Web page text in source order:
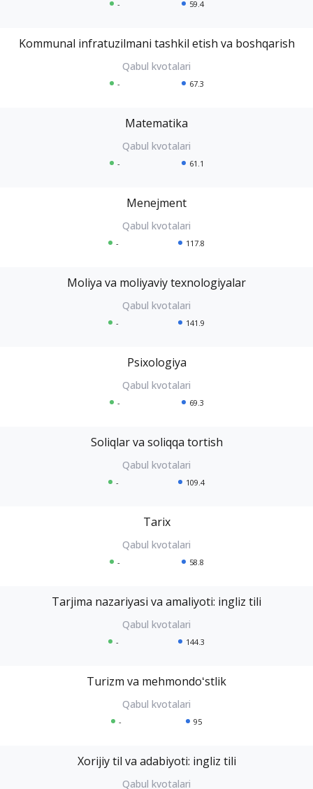
- 59.4
Kommunal infratuzilmani tashkil etish va boshqarish
- 67.3
Matematika
- 61.1
Menejment
- 117.8
Moliya va moliyaviy texnologiyalar
- 141.9
Psixologiya
- 69.3
Soliqlar va soliqqa tortish
- 109.4
Tarix
- 58.8
Tarjima nazariyasi va amaliyoti: ingliz tili
- 144.3
Turizm va mehmondoʻstlik
- 95
Xorijiy til va adabiyoti: ingliz tili